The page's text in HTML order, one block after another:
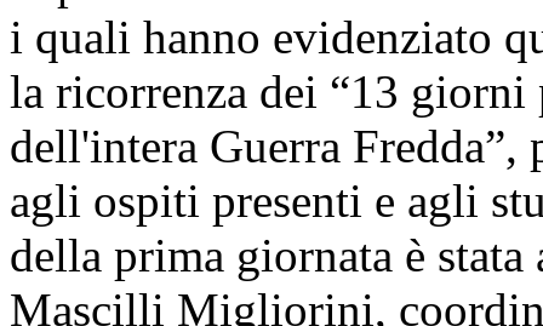
i quali hanno evidenziato
la ricorrenza dei “13
dell'intera Guerra
agli ospiti presenti e agli
della prima giornata è
Mascilli Migliorini,